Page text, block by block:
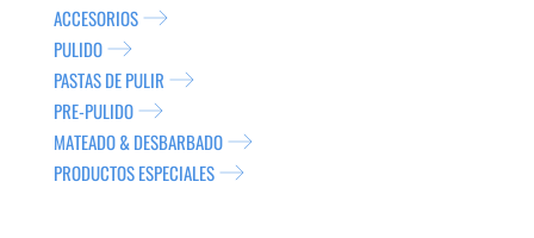
ACCESORIOS
PULIDO
PASTAS DE PULIR
PRE-PULIDO
MATEADO & DESBARBADO
PRODUCTOS ESPECIALES